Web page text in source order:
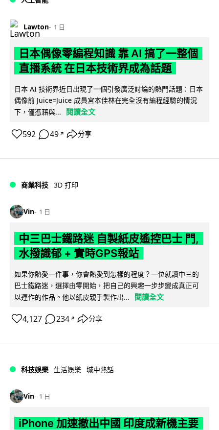
Lawton 1 日
日本偶像零編程知識 靠 AI 搞了一整個
直播系統 在日本技術界成為話題
日本 AI 技術界近日出現了一個引發廣泛討論的熱門話題：日本
偶像前 Juice=Juice 成員宮本佳林在完全沒有編程經驗的情況
下，僅憑藉與...
閱讀全文
592 49 ↗ 分享
商業科技 3D 打印
Vin 1 日
中三巴士鐵路迷 自製紙皮遙控巴士 門,
水撥識郁 + 實時GPS報站
如果你熱愛一件事，你會熱愛到怎樣的程度？一位就讀中三的
巴士鐵路迷，選擇由零開始，把自己的興趣一步步變成真正可
以運作的作品。他以紙皮親手製作出...
閱讀全文
4,127 234 ↗ 分享
科技娛樂 生活娛樂 城中熱話
Vin 1 日
iPhone 加速撤出中國 印度成新機主要